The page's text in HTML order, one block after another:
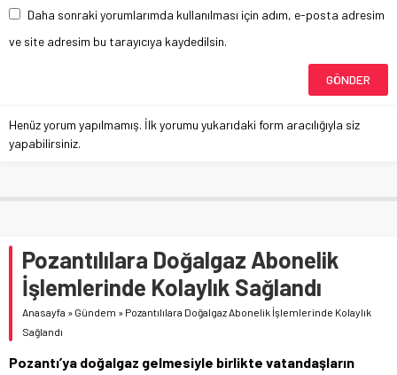
Daha sonraki yorumlarımda kullanılması için adım, e-posta adresim
ve site adresim bu tarayıcıya kaydedilsin.
Henüz yorum yapılmamış. İlk yorumu yukarıdaki form aracılığıyla siz
yapabilirsiniz.
Pozantılılara Doğalgaz Abonelik
İşlemlerinde Kolaylık Sağlandı
Anasayfa » Gündem » Pozantılılara Doğalgaz Abonelik İşlemlerinde Kolaylık
Sağlandı
Pozantı’ya doğalgaz gelmesiyle birlikte vatandaşların